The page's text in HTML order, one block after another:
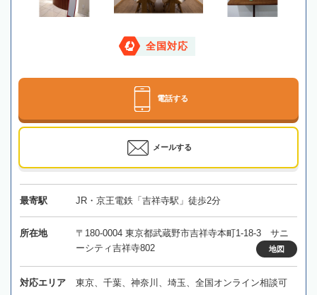
全国対応
電話する
メールする
最寄駅 JR・京王電鉄「吉祥寺駅」徒歩2分
所在地
〒180-0004 東京都武蔵野市吉祥寺本町1-18-3 サニ
ーシティ吉祥寺802
地図
対応エリア 東京、千葉、神奈川、埼玉、全国オンライン相談可